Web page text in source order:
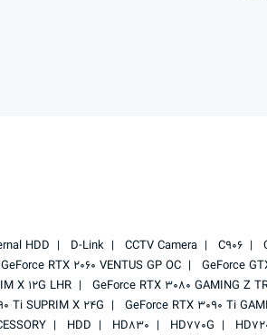
C906
CCTV Camera
D-Link
HDD
GeForce
GeForce RTX 2060 VENTUS GP OC
GeForce RTX 3080 GAMING Z
X 12G LHR
GeForce RTX 3090 Ti
Ti SUPRIM X 24G
HD770G
HD830
HDD